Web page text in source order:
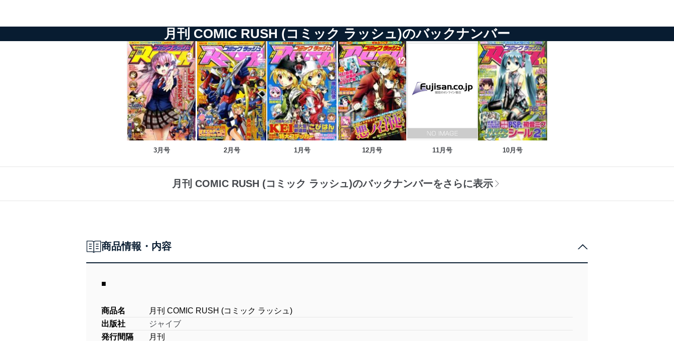
月刊 COMIC RUSH (コミック ラッシュ)のバックナンバー
3月号 2月号 1月号 12月号 11月号 10月号
月刊 COMIC RUSH (コミック ラッシュ)のバックナンバーをさらに表示
商品情報・内容
■
商品名
月刊 COMIC RUSH (コミック ラッシュ)
出版社
ジャイブ
発行間隔
月刊